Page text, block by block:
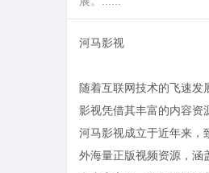
河马影视
随着互联网技术的飞速发
影视凭借其丰富的内容资
河马影视成立于近年来，
外海量正版视频资源，涵